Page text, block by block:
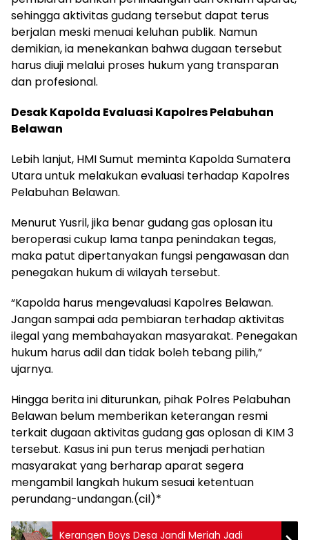
sehingga aktivitas gudang tersebut dapat terus
berjalan meski menuai keluhan publik. Namun
demikian, ia menekankan bahwa dugaan tersebut
harus diuji melalui proses hukum yang transparan
dan profesional.
Desak Kapolda Evaluasi Kapolres Pelabuhan
Belawan
Lebih lanjut, HMI Sumut meminta Kapolda Sumatera
Utara untuk melakukan evaluasi terhadap Kapolres
Pelabuhan Belawan.
Menurut Yusril, jika benar gudang gas oplosan itu
beroperasi cukup lama tanpa penindakan tegas,
maka patut dipertanyakan fungsi pengawasan dan
penegakan hukum di wilayah tersebut.
“Kapolda harus mengevaluasi Kapolres Belawan.
Jangan sampai ada pembiaran terhadap aktivitas
ilegal yang membahayakan masyarakat. Penegakan
hukum harus adil dan tidak boleh tebang pilih,”
ujarnya.
Hingga berita ini diturunkan, pihak Polres Pelabuhan
Belawan belum memberikan keterangan resmi
terkait dugaan aktivitas gudang gas oplosan di KIM 3
tersebut. Kasus ini pun terus menjadi perhatian
masyarakat yang berharap aparat segera
mengambil langkah hukum sesuai ketentuan
perundang-undangan.(cil)*
Kerangen Boys Desa Jandi Meriah Jadi